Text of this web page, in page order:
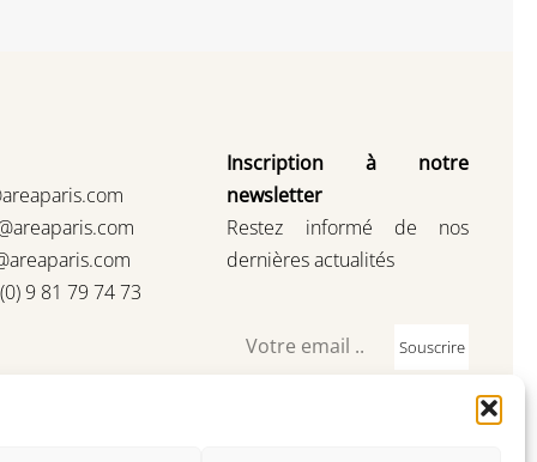
9 81 79 74 73
Inscription à notre
newsletter
Restez informé de nos
dernières actualités
Souscrire